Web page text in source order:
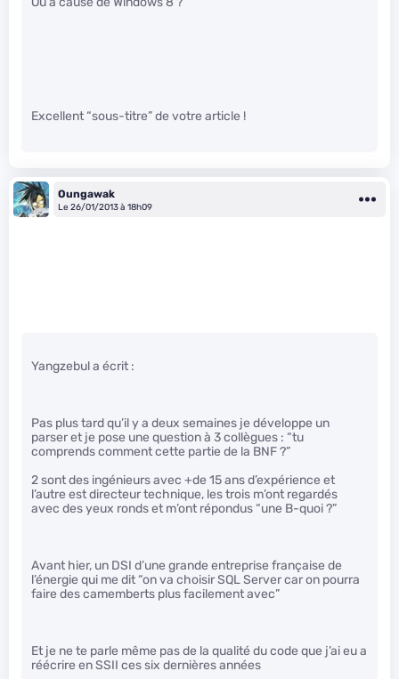
Excellent “sous-titre” de votre article !
Oungawak
Le 26/01/2013 à 18h09
Yangzebul a écrit :
Pas plus tard qu’il y a deux semaines je développe un
parser et je pose une question à 3 collègues : “tu
comprends comment cette partie de la BNF ?”
2 sont des ingénieurs avec +de 15 ans d’expérience et
l’autre est directeur technique, les trois m’ont regardés
avec des yeux ronds et m’ont répondus “une B-quoi ?”
Avant hier, un DSI d’une grande entreprise française de
l’énergie qui me dit “on va choisir SQL Server car on pourra
faire des camemberts plus facilement avec”
Et je ne te parle même pas de la qualité du code que j’ai eu a
réécrire en SSII ces six dernières années